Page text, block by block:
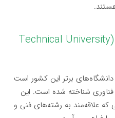
هستند.
۱.۲. دانشگاه فنی مولداوی (Technical University
برتر این کشور است
شناخته شده است. این
که علاقه‌مند به رشته‌های فنی و